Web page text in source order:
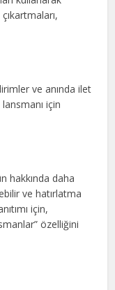
ve anında ilet
için
hakkında daha
ve hatırlatma
için,
özelliğini